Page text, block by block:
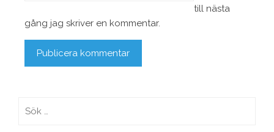
till nästa
gång jag skriver en kommentar.